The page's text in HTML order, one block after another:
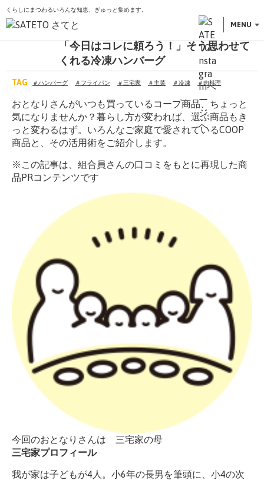
こ
の
くらしにまつわるいろんな知恵、ぎゅっと集めます。
MENU
トップ おとなりコープ 「今日はコレに頼ろう！」そう思わせてくれる冷凍ハンバーグ
「今日はコレに頼ろう！」そう思わせて
くれる冷凍ハンバーグ
TAG ＃ハンバーグ ＃フライパン ＃三宅家 ＃主菜 ＃冷凍 ＃肉料理
おとなりさんがいつも買っているコープ商品、ちょっと
気になりませんか？暮らし方が変われば、選ぶ商品もき
っと変わるはず。いろんなご家庭で愛されているCOOP
商品と、その活用術をご紹介します。
※この記事は、組合員さんの口コミをもとに再現した商
品PRコンテンツです
今回のおとなりさんは 三宅家の母
三宅家プロフィール
我が家は子どもが4人。小6年の長男を筆頭に、小4の次